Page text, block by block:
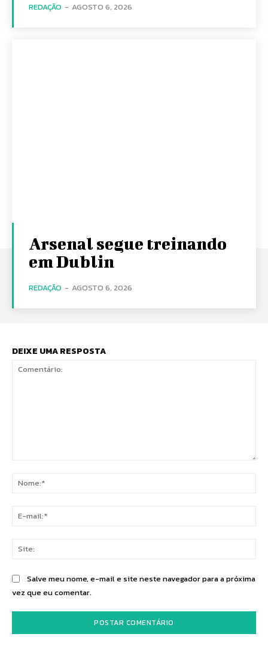
REDAÇÃO - AGOSTO 6, 2026
Arsenal segue treinando
em Dublin
REDAÇÃO - AGOSTO 6, 2026
DEIXE UMA RESPOSTA
Salve meu nome, e-mail e site neste navegador para a próxima
vez que eu comentar.